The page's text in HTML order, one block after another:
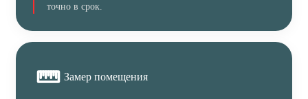
точно в срок.
Замер помещения